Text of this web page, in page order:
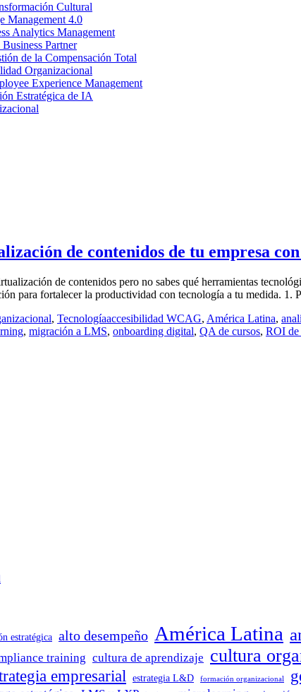
Cultural
Management 4.0
Analytics Management
Partner
de la Compensación Total
Organizacional
Experience Management
Estratégica de IA
de contenidos de tu empresa
de contenidos pero no sabes qué herramientas
para fortalecer la productividad con tecnología a tu medida.
, Tecnologíaaccesibilidad WCAG, América Latina,
, migración a LMS, onboarding digital, QA de cursos, ROI de
estratégica alto desempeño América Latina
training cultura de aprendizaje cultura
empresarial estrategia L&D formación organizacional